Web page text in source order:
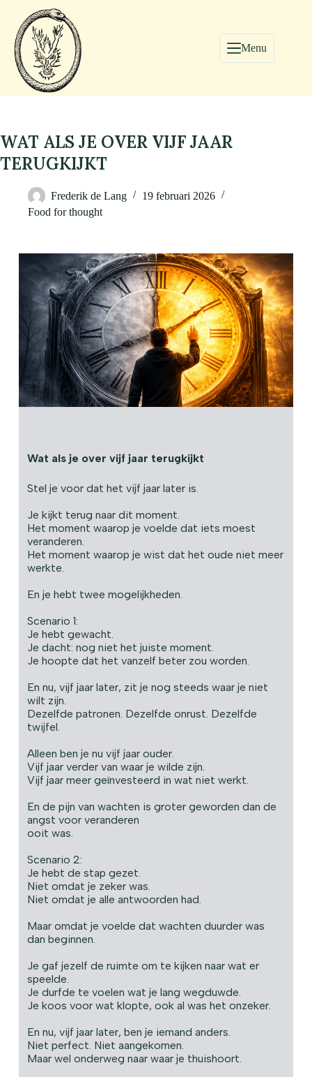
Menu
WAT ALS JE OVER VIJF JAAR
TERUGKIJKT
Frederik de Lang
19 februari 2026
Food for thought
Wat als je over vijf jaar terugkijkt
Stel je voor dat het vijf jaar later is.
Je kijkt terug naar dit moment.
Het moment waarop je voelde dat iets moest
veranderen.
Het moment waarop je wist dat het oude niet meer
werkte.
En je hebt twee mogelijkheden.
Scenario 1:
Je hebt gewacht.
Je dacht: nog niet het juiste moment.
Je hoopte dat het vanzelf beter zou worden.
En nu, vijf jaar later, zit je nog steeds waar je niet
wilt zijn.
Dezelfde patronen. Dezelfde onrust. Dezelfde
twijfel.
Alleen ben je nu vijf jaar ouder.
Vijf jaar verder van waar je wilde zijn.
Vijf jaar meer geïnvesteerd in wat niet werkt.
En de pijn van wachten is groter geworden dan de
angst voor veranderen
ooit was.
Scenario 2:
Je hebt de stap gezet.
Niet omdat je zeker was.
Niet omdat je alle antwoorden had.
Maar omdat je voelde dat wachten duurder was
dan beginnen.
Je gaf jezelf de ruimte om te kijken naar wat er
speelde.
Je durfde te voelen wat je lang wegduwde.
Je koos voor wat klopte, ook al was het onzeker.
En nu, vijf jaar later, ben je iemand anders.
Niet perfect. Niet aangekomen.
Maar wel onderweg naar waar je thuishoort.